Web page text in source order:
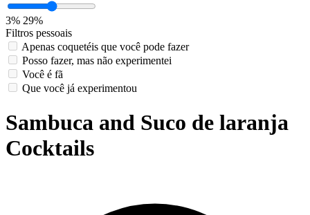
3% 29%
Filtros pessoais
Apenas coquetéis que você pode fazer
Posso fazer, mas não experimentei
Você é fã
Que você já experimentou
Sambuca and Suco de laranja
Cocktails